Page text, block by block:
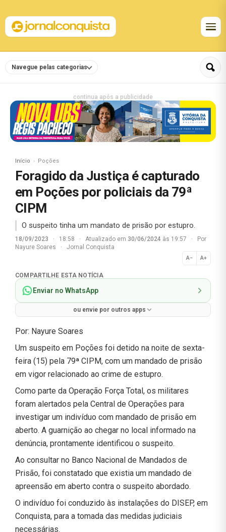
Navegue pelas categorias
continua após a publicidade
Início Poções
Foragido da Justiça é capturado
em Poções por policiais da 79ª
CIPM
O suspeito tinha um mandato de prisão por estupro.
18/09/2023 · 18:58 · Atualizado em 30/06/2024 às 19:57 ·
Por
Nayure Soares
· Jornal Conquista
A− A+
Normal
COMPARTILHE ESTA NOTÍCIA
Enviar no WhatsApp
ou envie por outros apps
Por: Nayure Soares
Um suspeito em Poções foi detido na noite de sexta-
feira (15) pela 79ª CIPM, com um mandado de prisão
em vigor relacionado ao crime de estupro.
Como parte da Operação Força Total, os militares
foram alertados pela Central de Operações para
investigar um indivíduo com mandado de prisão em
aberto. A guarnição ao chegar no local informado na
denúncia, prontamente identificou o suspeito.
Ao consultar no Banco Nacional de Mandados de
Prisão, foi constatado que existia um mandado de
apreensão em aberto contra o suspeito abordado.
O indivíduo foi conduzido às instalações do DISEP, em
Conquista, para a tomada das medidas judiciais
necessárias.